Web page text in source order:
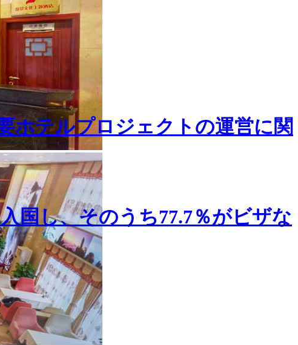
ホテルプロジェクトの運営に関
国し、そのうち77.7％がビザな